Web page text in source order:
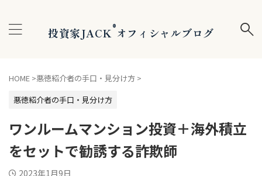
投資家JACK®オフィシャルブログ
HOME >悪徳紹介者の手口・見分け方 >
悪徳紹介者の手口・見分け方
ワンルームマンション投資＋海外積立
をセットで勧誘する詐欺師
2023年1月9日